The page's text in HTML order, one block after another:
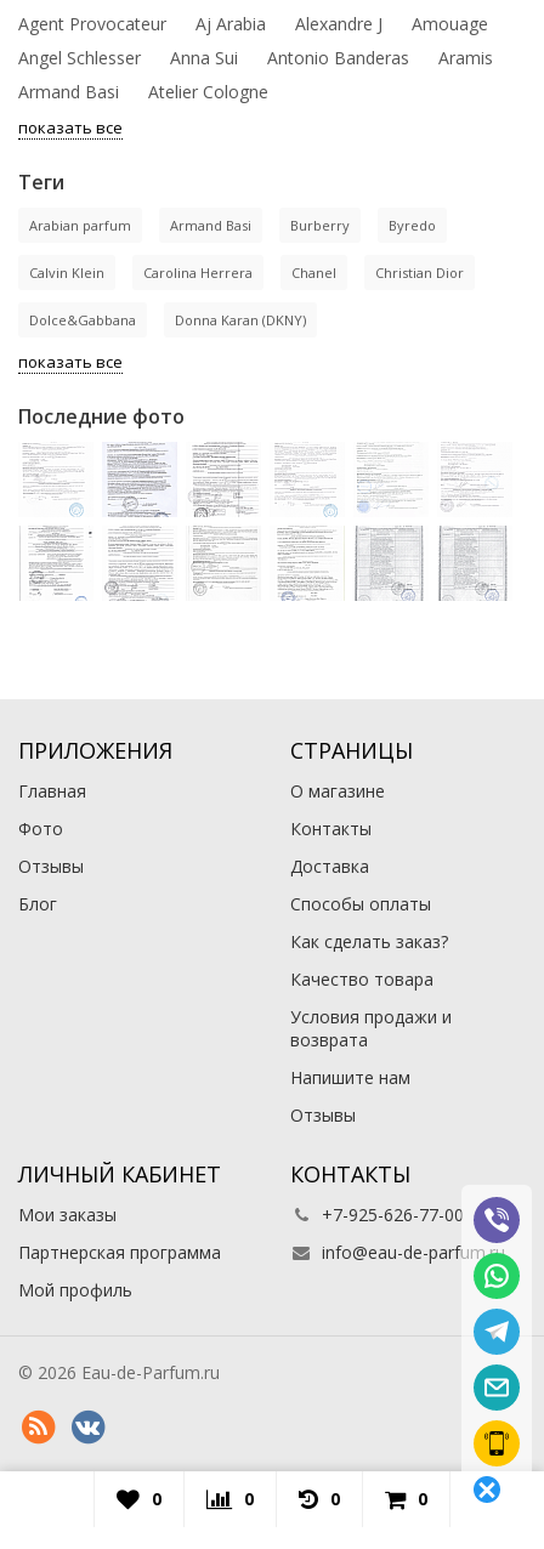
Agent Provocateur Aj Arabia Alexandre J
Amouage
Angel Schlesser
Anna Sui Antonio Banderas
Aramis
Armand Basi
Atelier Cologne
показать все
Теги
Arabian parfum Armand Basi Burberry Byredo
Calvin Klein Carolina Herrera Chanel Christian Dior
Dolce&Gabbana Donna Karan (DKNY)
показать все
Последние фото
ПРИЛОЖЕНИЯ
Главная
Фото
Отзывы
Блог
СТРАНИЦЫ
О магазине
Контакты
Доставка
Способы оплаты
Как сделать заказ?
Качество товара
Условия продажи и
возврата
Напишите нам
Отзывы
ЛИЧНЫЙ КАБИНЕТ
Мои заказы
Партнерская программа
Мой профиль
КОНТАКТЫ
+7-925-626-77-00
info@eau-de-parfum.ru
© 2026 Eau-de-Parfum.ru
0 0 0 0